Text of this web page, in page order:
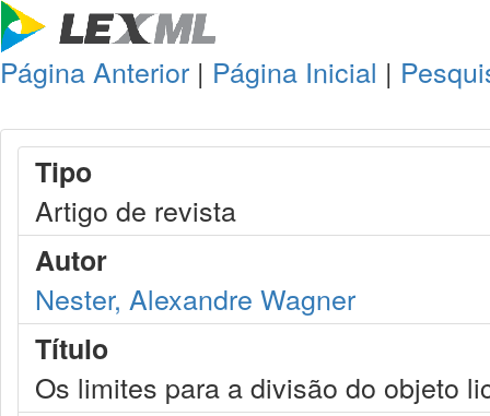
Página Anterior | Página Inicial |
Tipo
Artigo de revista
Autor
Nester, Alexandre Wagner
Título
Os limites para a divisão do objeto